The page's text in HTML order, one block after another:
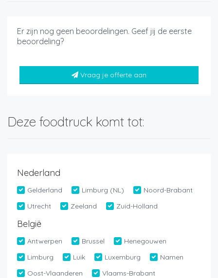
Er zijn nog geen beoordelingen. Geef jij de eerste
beoordeling?
Vraag je offerte aan
Deze foodtruck komt tot:
Nederland
Gelderland Limburg (NL)
Noord-Brabant
Utrecht
Zeeland Zuid-Holland
België
Antwerpen Brussel
Henegouwen
Limburg
Luik Luxemburg
Namen
Oost-Vlaanderen
Vlaams-Brabant